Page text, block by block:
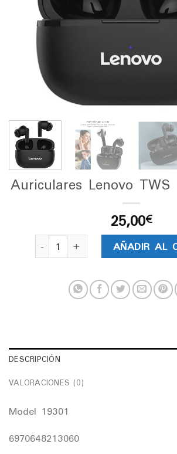
Auriculares Lenovo
25,00€
Auriculares Lenovo TWS HT05
AÑADIR AL
DESCRIPCIÓN
VALORACIONES (0)
Model 19301
6970648213060